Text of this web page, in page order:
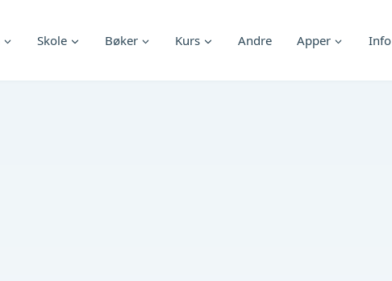
Skole Bøker Kurs Andre Apper Info